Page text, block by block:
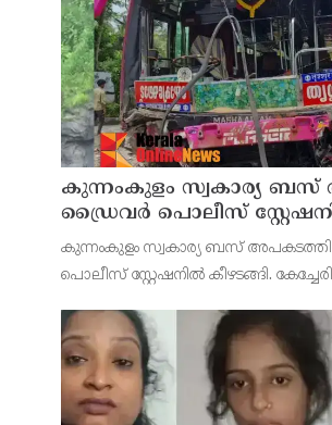
കുന്നംകുളം സ്വകാര്യ
ഡ്രൈവർ പൊലീസ്
കുന്നംകുളം സ്വകാര്യ ബസ്
പൊലീസ് സ്റ്റേഷനിൽ കീഴടങ്ങി.
ഉണ്ടായ അപകടത്തിൽ രണ്ടുപേർ